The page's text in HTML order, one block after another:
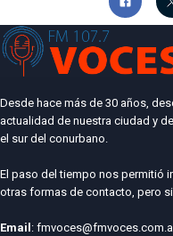
Desde hace más de 30 años,
actualidad de nuestra ciudad y
el sur del conurbano.
El paso del tiempo nos permitió
otras formas de contacto, pero
Email :